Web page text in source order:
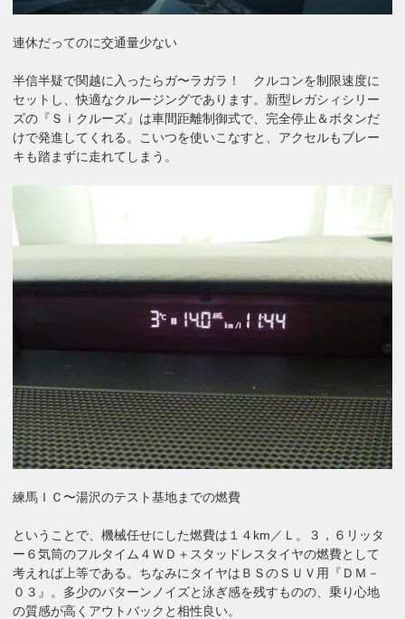
連休だってのに交通量少ない
半信半疑で関越に入ったらガ〜ラガラ！ クルコンを制限速度に
セットし、快適なクルージングであります。新型レガシィシリー
ズの『Ｓｉクルーズ』は車間距離制御式で、完全停止＆ボタンだ
けで発進してくれる。こいつを使いこなすと、アクセルもブレー
キも踏まずに走れてしまう。
練馬ＩＣ〜湯沢のテスト基地までの燃費
ということで、機械任せにした燃費は１４km／Ｌ。３，６リッタ
ー６気筒のフルタイム４ＷＤ＋スタッドレスタイヤの燃費として
考えれば上等である。ちなみにタイヤはＢＳのＳＵＶ用『ＤＭ－
０３』。多少のパターンノイズと泳ぎ感を残すものの、乗り心地
の質感が高くアウトバックと相性良い。